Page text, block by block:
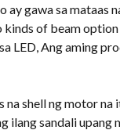
gawa sa mataas
kinds of beam
LED, Ang aming
shell ng motor
sandali